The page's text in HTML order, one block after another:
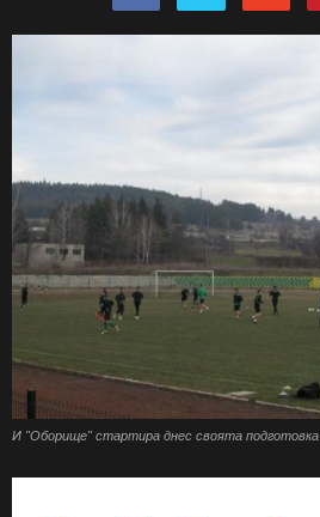
И "Оборище" стартира днес своята подготовка